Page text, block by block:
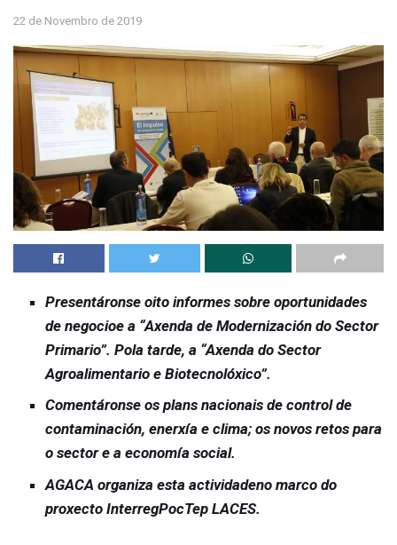
22 de Novembro de 2019
Presentáronse oito informes sobre oportunidades
de negocioe a “Axenda de Modernización do Sector
Primario”. Pola tarde, a “Axenda do Sector
Agroalimentario e Biotecnolóxico”.
Comentáronse os plans nacionais de control de
contaminación, enerxía e clima; os novos retos para
o sector e a economía social.
AGACA organiza esta actividadeno marco do
proxecto InterregPocTep LACES.